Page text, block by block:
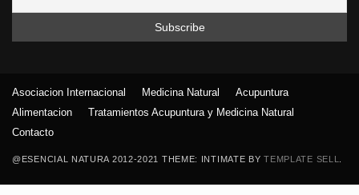
@ESENCIAL NATURA 2012-2021 THEME: INTIMATE BYTEMPLATE SELL
Asociacion Internacional Medicina Natural
Acupuntura
Alimentacion
Tratamientos Acupuntura y Medicina Natural
Contacto